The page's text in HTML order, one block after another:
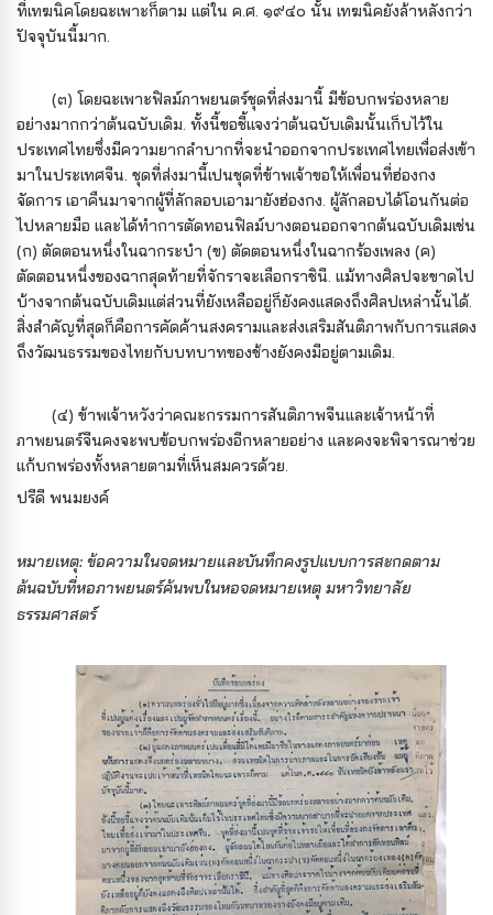
ที่เทฆนิคโดยฉะเพาะก็ตาม แต่ใน ค.ศ. ๑๙๔๐ นั้น เทฆนิคยังล้าหลังกว่า
ปัจจุบันนี้มาก.
(๓) โดยฉะเพาะฟิลม์ภาพยนตร์ชุดที่ส่งมานี้ มีข้อบกพร่องหลาย
อย่างมากกว่าต้นฉบับเดิม. ทั้งนี้ขอชี้แจงว่าต้นฉบับเดิมนั้นเก็บไว้ใน
ประเทศไทยซึ่งมีความยากลําบากที่จะนําออกจากประเทศไทยเพื่อส่งเข้า
มาในประเทศจีน. ชุดที่ส่งมานี้เปนชุดที่ข้าพเจ้าขอให้เพื่อนที่ฮ่องกง
จัดการ เอาคืนมาจากผู้ที่ลักลอบเอามายังฮ่องกง. ผู้ลักลอบได้โอนกันต่อ
ไปหลายมือ และได้ทําการตัดทอนฟิลม์บางตอนออกจากต้นฉบับเดิมเช่น
(ก) ตัดตอนหนึ่งในฉากระบำ (ข) ตัดตอนหนึ่งในฉากร้องเพลง (ค)
ตัดตอนหนึ่งของฉากสุดท้ายที่จักราจะเลือกราชินี. แม้ทางศิลปจะขาดไป
บ้างจากต้นฉบับเดิมแต่ส่วนที่ยังเหลืออยู่ก็ยังคงแสดงถึงศิลปเหล่านั้นได้.
สิ่งสําคัญที่สุดก็คือการคัดค้านสงครามและส่งเสริมสันติภาพกับการแสดง
ถึงวัฒนธรรมของไทยกับบทบาทของช้างยังคงมีอยู่ตามเดิม.
(๔) ข้าพเจ้าหวังว่าคณะกรรมการสันติภาพจีนและเจ้าหน้าที่
ภาพยนตร์จีนคงจะพบข้อบกพร่องอีกหลายอย่าง และคงจะพิจารณาช่วย
แก้บกพร่องทั้งหลายตามที่เห็นสมควรด้วย.
ปรีดี พนมยงค์
หมายเหตุ: ข้อความในจดหมายและบันทึกคงรูปแบบการสะกดตาม
ต้นฉบับที่หอภาพยนตร์ค้นพบในหอจดหมายเหตุ มหาวิทยาลัย
ธรรมศาสตร์